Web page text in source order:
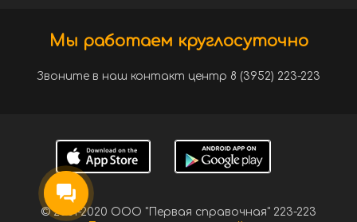
Мы работаем круглосуточно
Звоните в наш контакт центр 8 (3952) 223-223
© 2001-2020 ООО "Первая справочная" 223-223